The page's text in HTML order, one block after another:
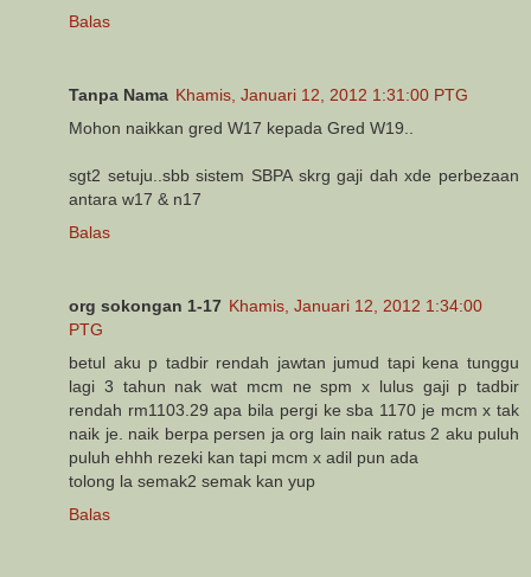
Balas
Tanpa Nama Khamis, Januari 12, 2012 1:31:00 PTG
Mohon naikkan gred W17 kepada Gred W19..
sgt2 setuju..sbb sistem SBPA skrg gaji dah xde perbezaan
antara w17 & n17
Balas
org sokongan 1-17 Khamis, Januari 12, 2012 1:34:00
PTG
betul aku p tadbir rendah jawtan jumud tapi kena tunggu
lagi 3 tahun nak wat mcm ne spm x lulus gaji p tadbir
rendah rm1103.29 apa bila pergi ke sba 1170 je mcm x tak
naik je. naik berpa persen ja org lain naik ratus 2 aku puluh
puluh ehhh rezeki kan tapi mcm x adil pun ada
tolong la semak2 semak kan yup
Balas